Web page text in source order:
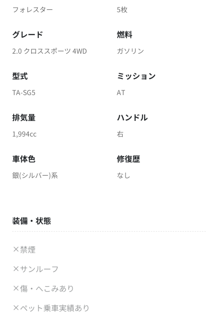
フォレスター 5枚
グレード
2.0 クロススポーツ 4WD
燃料
ガソリン
型式
TA-SG5
ミッション
AT
排気量
1,994cc
ハンドル
右
車体色
銀(シルバー)系
修復歴
なし
装備・状態
禁煙
サンルーフ
傷・へこみあり
ペット乗車実績あり